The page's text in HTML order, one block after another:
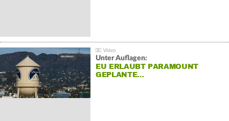
Unter Auflagen:
EU ERLAUBT PARAMOUNT
GEPLANTE…